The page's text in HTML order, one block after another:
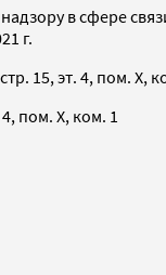
в сфере
г.
15, эт. 4, пом. X,
пом. X, ком. 1